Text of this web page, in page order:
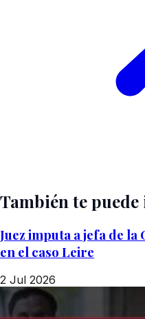
También te
Juez imputa a jefa de
en el caso Leire
2 Jul 2026